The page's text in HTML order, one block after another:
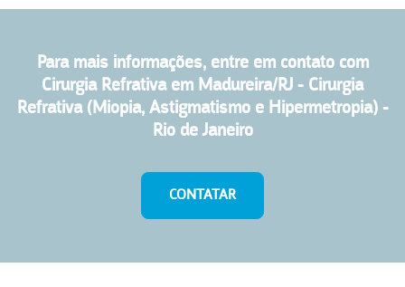
Para mais informações, entre em contato com
Cirurgia Refrativa em Madureira/RJ - Cirurgia
Refrativa (Miopia, Astigmatismo e Hipermetropia) -
Rio de Janeiro
CONTATAR